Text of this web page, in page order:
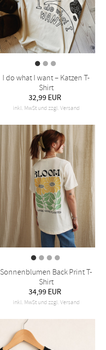
I do what I want – Katzen T-
Shirt
32,99 EUR
inkl. MwSt und zzgl. Versand
Sonnenblumen Back Print T-
Shirt
34,99 EUR
inkl. MwSt und zzgl. Versand